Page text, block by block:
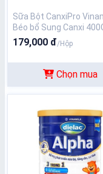
Sữa Bột CanxiPro
Béo bổ Sung Canxi
179,000 đ/Hộp
Chọn mua